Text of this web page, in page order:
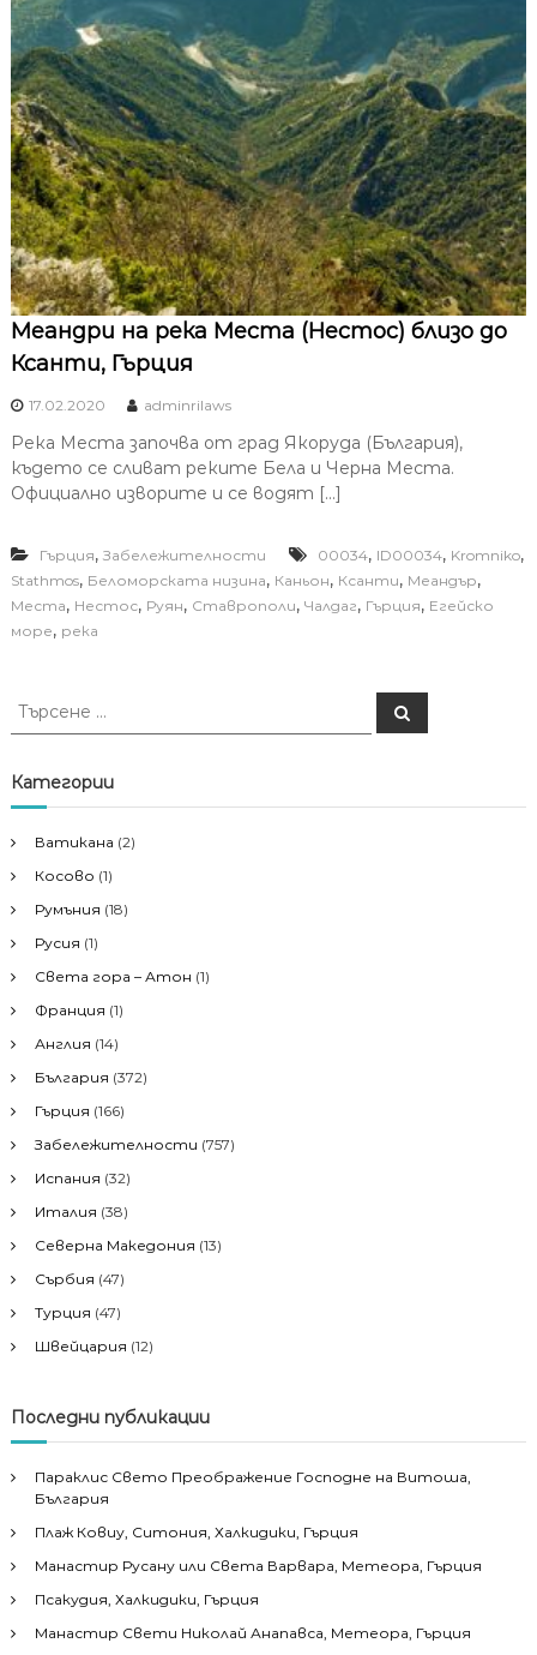
Меандри на река Места (Нестос) близо до
Ксанти, Гърция
17.02.2020 adminrilaws
Река Места започва от град Якоруда (България),
където се сливат реките Бела и Черна Места.
Официално изворите и се водят […]
Гърция, Забележителности 00034, ID00034, Kromniko,
Stathmos, Беломорската низина, Каньон, Ксанти, Меандър,
Места, Нестос, Руян, Ставрополи, Чалдаг, Гърция, Егейско
море, река
Т
с
е
е
з
а
Т
ъ
е
Категории
Ватикана (2)
Косово (1)
Румъния (18)
Русия (1)
Света гора – Атон (1)
Франция (1)
Англия (14)
България (372)
Гърция (166)
Забележителности (757)
Испания (32)
Италия (38)
Северна Македония (13)
Сърбия (47)
Турция (47)
Швейцария (12)
Последни публикации
Параклис Свето Преображение Господне на Витоша,
България
Плаж Ковиу, Ситония, Халкидики, Гърция
Манастир Русану или Света Варвара, Метеора, Гърция
Псакудия, Халкидики, Гърция
Манастир Свети Николай Анапавса, Метеора, Гърция